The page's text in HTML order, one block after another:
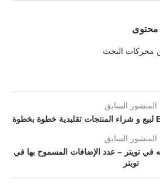
محتوى
محركات البحث
المنشور السابق
المنشور السابق
تويتر – عدد الإضافات المسموح بها في
تويتر